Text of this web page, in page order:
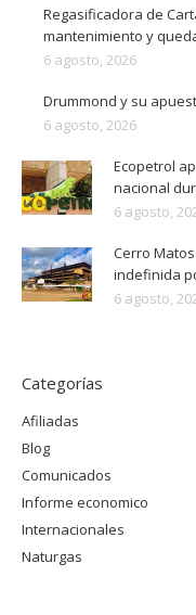
Regasificadora de
mantenimiento y
6 agosto, 2026
Drummond y su
6 agosto, 2026
Ecopetrol
nacional
6 agosto,
Cerro
indefinida
6 agosto,
Categorías
Afiliadas
Blog
Comunicados
Informe economico
Internacionales
Naturgas